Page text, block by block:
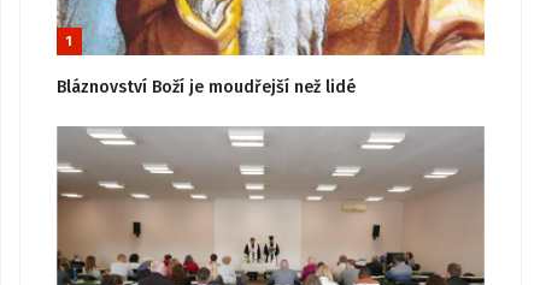
1
Bláznovství Boží je moudřejší než lidé